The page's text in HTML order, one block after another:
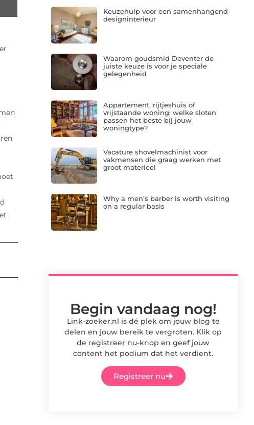
Keuzehulp voor een samenhangend
designinterieur
Waarom goudsmid Deventer de
juiste keuze is voor je speciale
gelegenheid
Appartement, rijtjeshuis of
vrijstaande woning: welke sloten
passen het beste bij jouw
woningtype?
Vacature shovelmachinist voor
vakmensen die graag werken met
groot materieel
Why a men’s barber is worth visiting
on a regular basis
Begin vandaag nog!
Link-zoeker.nl is dé plek om jouw blog te
delen en jouw bereik te vergroten. Klik op
de registreer nu-knop en geef jouw
content het podium dat het verdient.
Registreer nu